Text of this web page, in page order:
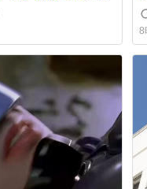
ルダーバッグが欲し
けど snidelでめちゃ
見つけたので買っ
ホ入れ独立してるし
嬉しいやつ！！！
8